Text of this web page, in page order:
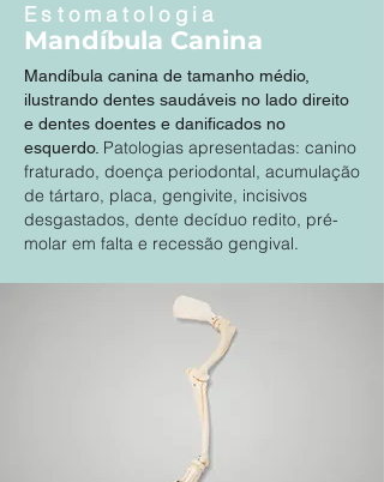
Estomatologia
Mandíbula Canina
Mandíbula canina de tamanho médio,
ilustrando dentes saudáveis no lado direito
e dentes doentes e danificados no
esquerdo. Patologias apresentadas: canino
fraturado, doença periodontal, acumulação
de tártaro, placa, gengivite, incisivos
desgastados, dente decíduo redito, pré-
molar em falta e recessão gengival.